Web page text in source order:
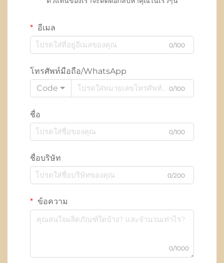
อีเมล
0/100
โทรศัพท์มือถือ/WhatsApp
Code
0/100
ชื่อ
0/100
ชื่อบริษัท
0/200
ข้อความ
0/1000